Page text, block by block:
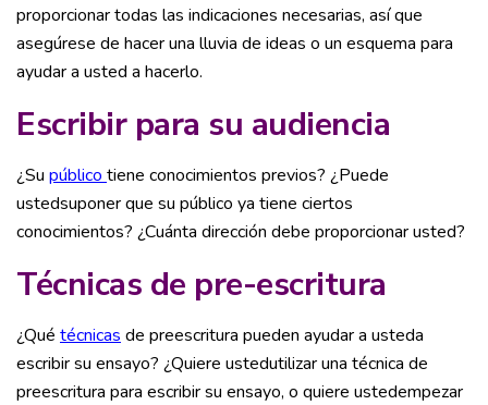
proporcionar todas las indicaciones necesarias, así que
asegúrese de hacer una lluvia de ideas o un esquema para
ayudar a usted a hacerlo.
Escribir para su audiencia
¿Su público tiene conocimientos previos? ¿Puede
ustedsuponer que su público ya tiene ciertos
conocimientos? ¿Cuánta dirección debe proporcionar usted?
Técnicas de pre-escritura
¿Qué técnicas de preescritura pueden ayudar a usteda
escribir su ensayo? ¿Quiere ustedutilizar una técnica de
preescritura para escribir su ensayo, o quiere ustedempezar